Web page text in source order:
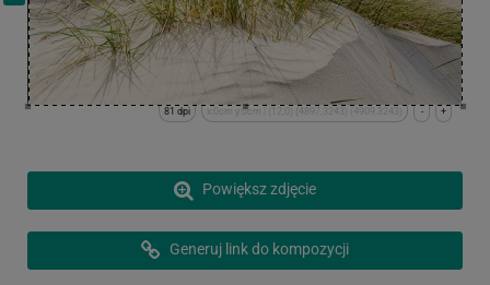
+
-
x:0cm y:0cm | (12,0) (4897,3243) (4909,3243)
81 dpi
Powiększ zdjęcie
Generuj link do kompozycji